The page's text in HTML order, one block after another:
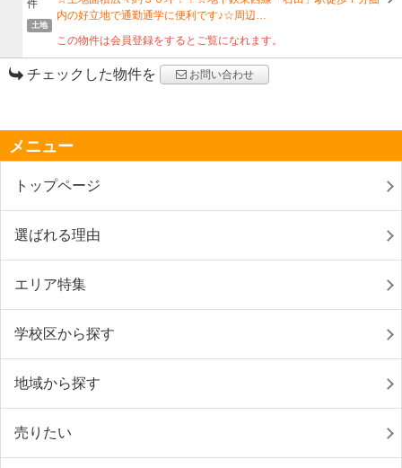
土地
内の好立地で通勤通学に便利です♪☆周辺…
この物件は会員登録をするとご覧になれます。
チェックした物件を お問い合わせ
メニュー
トップページ
選ばれる理由
エリア特集
学校区から探す
地域から探す
売りたい